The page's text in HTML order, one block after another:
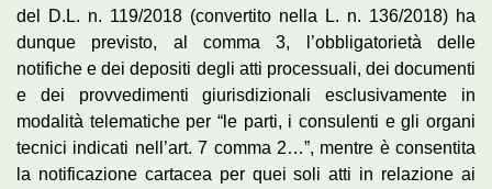
del D.L. n. 119/2018 (convertito nella L. n. 136/2018) ha
dunque previsto, al comma 3, l’obbligatorietà delle
notifiche e dei depositi degli atti processuali, dei documenti
e dei provvedimenti giurisdizionali esclusivamente in
modalità telematiche per “le parti, i consulenti e gli organi
tecnici indicati nell’art. 7 comma 2…”, mentre è consentita
la notificazione cartacea per quei soli atti in relazione ai